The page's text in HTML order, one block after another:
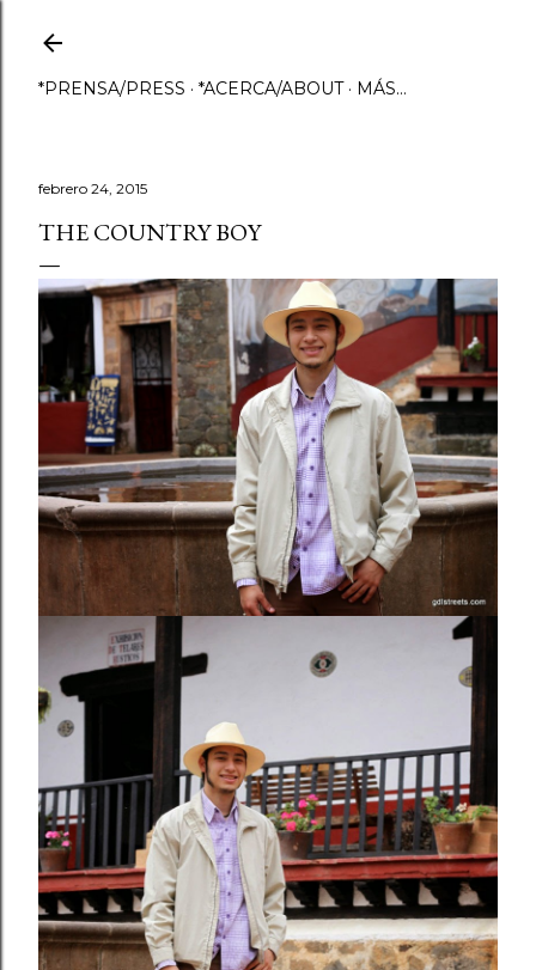
*PRENSA/PRESS *ACERCA/ABOUT MÁS…
febrero 24, 2015
THE COUNTRY BOY